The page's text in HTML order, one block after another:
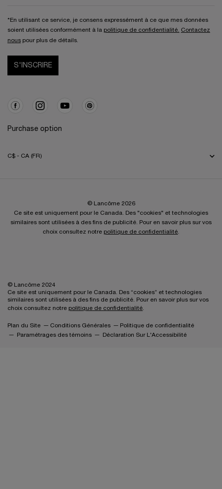
*En utilisant ce service, je consens expressément à ce que mes données
soient utilisées conformément à la politique de confidentialité. Contactez
nous pour plus de détails.
S'INSCRIRE
Purchase option
C$ - CA (FR)
© Lancôme 2026
Ce site est uniquement pour le Canada. Des "cookies" et technologies
similaires sont utilisées à des fins de publicité. Pour en savoir plus sur vos
choix consultez notre politique de confidentialité.
© Lancôme 2024
Ce site est uniquement pour le Canada. Des “cookies” et technologies
similaires sont utilisées à des fins de publicité. Pour en savoir plus sur vos
choix consultez notre politique de confidentialité.
Plan du Site Conditions Générales
Politique de confidentialité
Paramétrages des témoins
Déclaration Sur L'Accessibilité